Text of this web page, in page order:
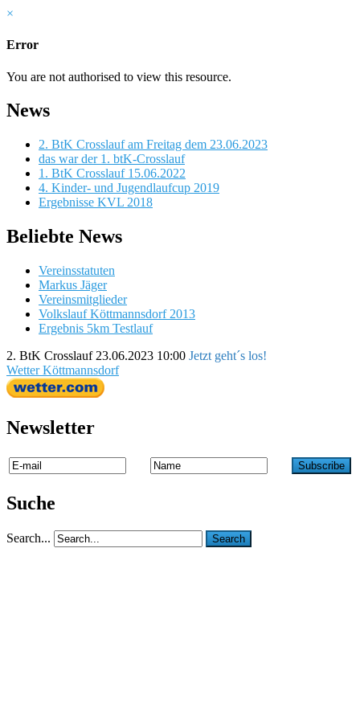
×
Error
You are not authorised to view this resource.
News
2. BtK Crosslauf am Freitag dem 23.06.2023
das war der 1. btK-Crosslauf
1. BtK Crosslauf 15.06.2022
4. Kinder- und Jugendlaufcup 2019
Ergebnisse KVL 2018
Beliebte News
Vereinsstatuten
Markus Jäger
Vereinsmitglieder
Volkslauf Köttmannsdorf 2013
Ergebnis 5km Testlauf
2. BtK Crosslauf 23.06.2023 10:00 Jetzt geht´s los!
Wetter Köttmannsdorf
Newsletter
Suche
Search... Search